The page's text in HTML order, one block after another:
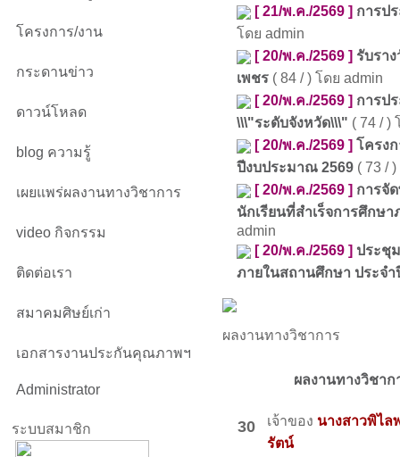
โครงการ/งาน
กระดานข่าว
ดาวน์โหลด
blog ความรู้
เผยแพร่ผลงานทางวิชาการ
video กิจกรรม
ติดต่อเรา
สมาคมศิษย์เก่า
เอกสารงานประกันคุณภาพฯ
Administrator
ระบบสมาชิก
[ 21/พ.ค./2569 ] การป
โดย admin
[ 20/พ.ค./2569 ] รับรา
เพชร ( 84 / ) โดย admin
[ 20/พ.ค./2569 ] การป
\\\"ระดับจังหวัด\\\" ( 74 / )
[ 20/พ.ค./2569 ] โครง
ปีงบประมาณ 2569 ( 73 /
[ 20/พ.ค./2569 ] การจั
นักเรียนที่สำเร็จการศึกษ
admin
[ 20/พ.ค./2569 ] ประชุ
ภายในสถานศึกษา ประจำ
ผลงานทางวิชาการ
ผลงานทางวิชา
30 เจ้าของ นางสาวพิไล
รัตน์